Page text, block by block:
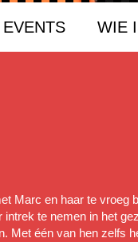
EVENTS WIE
Marc en haar te vroeg
te nemen in het
Met één van hen zelfs